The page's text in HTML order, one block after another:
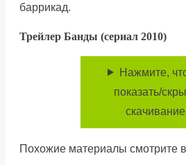
баррикад.
Трейлер Банды (сериал 2010)
Нажмите,
показать/
скачивание
Похожие материалы смотрите